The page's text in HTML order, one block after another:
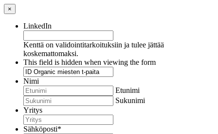
×
LinkedIn
Kenttä on validointitarkoituksiin ja tulee jättää
koskemattomaksi.
This field is hidden when viewing the form
Nimi
Etunimi
Sukunimi
Yritys
Sähköposti*